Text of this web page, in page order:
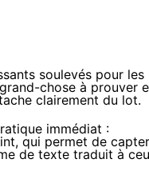
soulevés pour les
chose à prouver
clairement du lot.
immédiat :
qui permet de
de texte traduit à